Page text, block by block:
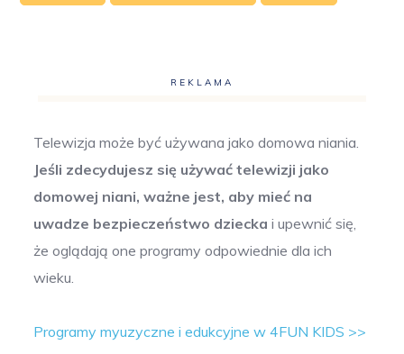
REKLAMA
Telewizja może być używana jako domowa niania.
Jeśli zdecydujesz się używać telewizji jako
domowej niani, ważne jest, aby mieć na
uwadze bezpieczeństwo dziecka i upewnić się,
że oglądają one programy odpowiednie dla ich
wieku.
Programy myuzyczne i edukcyjne w 4FUN KIDS >>